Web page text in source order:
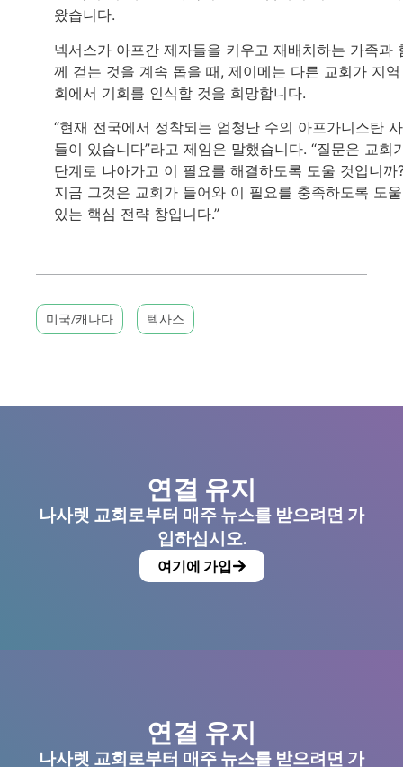
왔습니다.
넥서스가 아프간 제자들을 키우고 재배치하는 가족과
께 걷는 것을 계속 돕을 때, 제이메는 다른 교회가 지
회에서 기회를 인식할 것을 희망합니다.
“현재 전국에서 정착되는 엄청난 수의 아프가니스탄
들이 있습니다”라고 제임은 말했습니다. “질문은 교회
단계로 나아가고 이 필요를 해결하도록 도울 것입니까
지금 그것은 교회가 들어와 이 필요를 충족하도록 도
있는 핵심 전략 창입니다.”
미국/캐나다 텍사스
연결 유지
나사렛 교회로부터 매주 뉴스를 받으려면 가
입하십시오.
여기에 가입
연결 유지
나사렛 교회로부터 매주 뉴스를 받으려면 가